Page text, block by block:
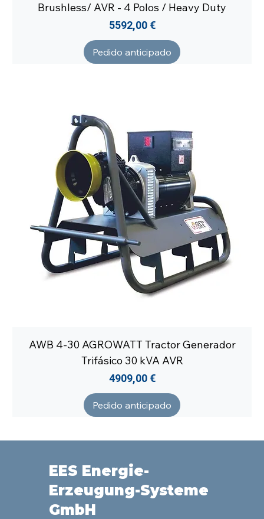
Brushless/ AVR - 4 Polos / Heavy Duty
Precio
5592,00 €
Pedido anticipado
AWB 4-30 AGROWATT Tractor Generador
Trifásico 30 kVA AVR
Precio
4909,00 €
Pedido anticipado
EES Energie-
Erzeugung-Systeme
GmbH